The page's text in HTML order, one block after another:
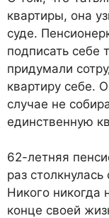
квартиры, она
суде.
подписать себе
придумали
квартиру себе.
случае не
единственную
62-летняя
раз
Никого
конце своей